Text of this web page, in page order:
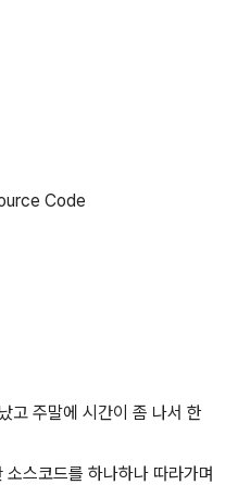
Code
고 주말에 시간이 좀 나서 한
스코드를 하나하나 따라가며